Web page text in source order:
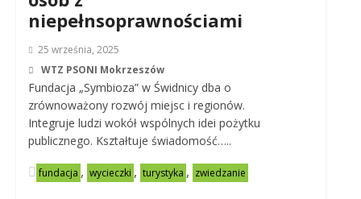
niepełnsoprawnościami
25 września, 2025
WTZ PSONI Mokrzeszów
Fundacja „Symbioza” w Świdnicy dba o
zrównoważony rozwój miejsc i regionów.
Integruje ludzi wokół wspólnych idei pożytku
publicznego. Kształtuje świadomość…..
fundacja , wycieczki , turystyka , zwiedzanie